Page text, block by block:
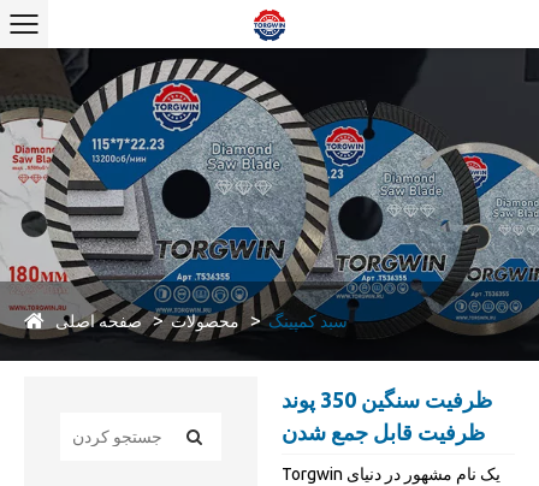
صفحه اصلی محصولات سبد کمپینگ
ظرفیت سنگین 350 پوند
ظرفیت قابل جمع شدن
Torgwin یک نام مشهور در دنیای